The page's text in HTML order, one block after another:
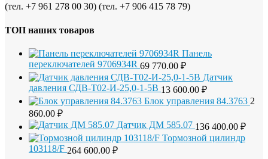
(тел. +7 961 278 00 30) (тел. +7 906 415 78 79)
ТОП наших товаров
Панель
переключателей 9706934R 69 770.00 ₽
Датчик
давления СДВ-Т02-И-25,0-1-5В 13 600.00 ₽
Блок управления 84.3763 2
860.00 ₽
Датчик ДМ 585.07 136 400.00 ₽
Тормозной цилиндр
103118/F 264 600.00 ₽